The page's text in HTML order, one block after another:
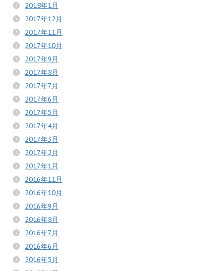
2018年1月
2017年12月
2017年11月
2017年10月
2017年9月
2017年8月
2017年7月
2017年6月
2017年5月
2017年4月
2017年3月
2017年2月
2017年1月
2016年11月
2016年10月
2016年9月
2016年8月
2016年7月
2016年6月
2016年5月